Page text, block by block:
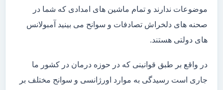
موضوعات ندارند و تمام ماشین های امدادی که شما در
صحنه های دلخراش تصادفات و سوانح می بینید آمبولانس
های دولتی هستند.
در واقع بر طبق قوانینی که در حوزه درمان در کشور ما
جاری است رسیدگی به موارد اورژانسی و سوانح مختلف بر